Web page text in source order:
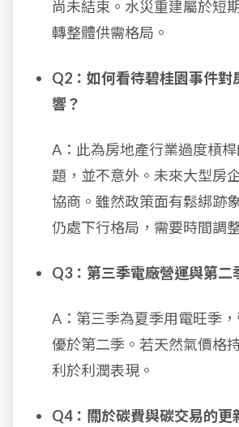
尚未結束。水災重建屬於短
轉整體供需格局。
Q2：如何看待碧桂園事件對
響？
A：此為房地產行業過度槓
題，並不意外。未來大型房
協商。雖然政策面有鬆綁跡
仍處下行格局，需要時間調
Q3：第三季電廠營運與第二
A：第三季為夏季用電旺季
優於第二季。若天然氣價格
利於利潤表現。
Q4：關於碳費與碳交易的更